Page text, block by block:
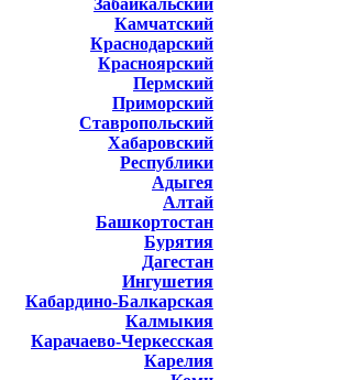
Забайкальский
Камчатский
Краснодарский
Красноярский
Пермский
Приморский
Ставропольский
Хабаровский
Республики
Адыгея
Алтай
Башкортостан
Бурятия
Дагестан
Ингушетия
Кабардино-Балкарская
Калмыкия
Карачаево-Черкесская
Карелия